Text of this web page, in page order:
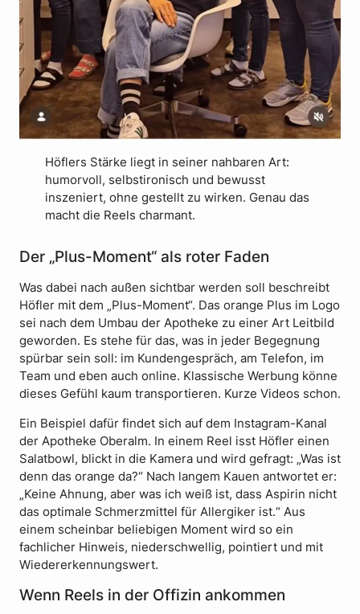
Höflers Stärke liegt in seiner nahbaren Art:
humorvoll, selbstironisch und bewusst
inszeniert, ohne gestellt zu wirken. Genau das
macht die Reels charmant.
Der „Plus-Moment“ als roter Faden
Was dabei nach außen sichtbar werden soll beschreibt
Höfler mit dem „Plus-Moment“. Das orange Plus im Logo
sei nach dem Umbau der Apotheke zu einer Art Leitbild
geworden. Es stehe für das, was in jeder Begegnung
spürbar sein soll: im Kundengespräch, am Telefon, im
Team und eben auch online. Klassische Werbung könne
dieses Gefühl kaum transportieren. Kurze Videos schon.
Ein Beispiel dafür findet sich auf dem Instagram-Kanal
der Apotheke Oberalm. In einem Reel isst Höfler einen
Salatbowl, blickt in die Kamera und wird gefragt: „Was ist
denn das orange da?“ Nach langem Kauen antwortet er:
„Keine Ahnung, aber was ich weiß ist, dass Aspirin nicht
das optimale Schmerzmittel für Allergiker ist.“ Aus
einem scheinbar beliebigen Moment wird so ein
fachlicher Hinweis, niederschwellig, pointiert und mit
Wiedererkennungswert.
Wenn Reels in der Offizin ankommen